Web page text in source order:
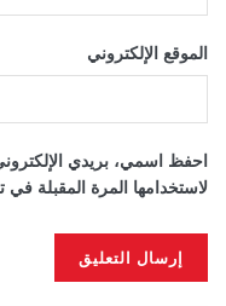
الموقع الإلكتروني
احفظ اسمي، بريدي
لاستخدامها المرة المقبلة في